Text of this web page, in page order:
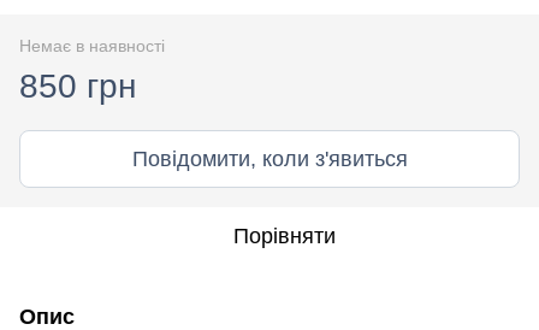
Немає в наявності
850 грн
Повідомити, коли з'явиться
Порівняти
Опис